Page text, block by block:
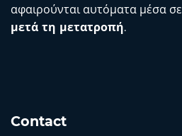
αφαιρούνται αυτόματα μέσα σε
μετά τη μετατροπή.
Contact